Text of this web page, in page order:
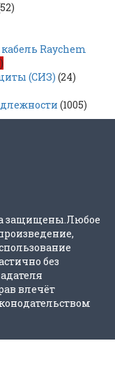
Raychem
(СИЗ) (24)
(1005)
защищены.Любое
без
влечёт